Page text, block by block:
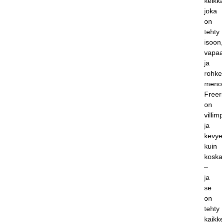
joka
on
tehty
ja
on
ja
kuin
–
ja
se
on
tehty